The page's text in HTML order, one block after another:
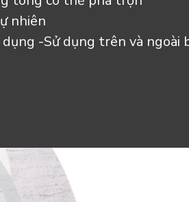
nhiên
-Sử dụng trên và ngoài